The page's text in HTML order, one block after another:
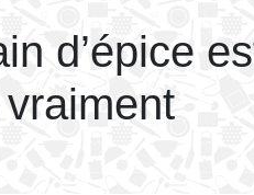
d’épice
vraiment